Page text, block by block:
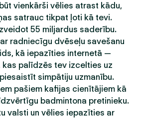
vienkārši vēlies atrast kādu,
satrauc tikpat ļoti kā tevi.
55 miljardus saderību.
radniecīgu dvēseļu savešanu
kā iepazīties internetā —
kas palīdzēs tev izcelties uz
simpātiju uzmanību.
pašiem kafijas cienītājiem kā
badmintona pretinieku.
valsti un vēlies iepazīties ar